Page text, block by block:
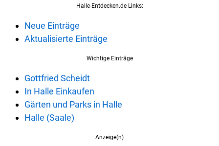
Halle-Entdecken.de Links:
Neue Einträge
Aktualisierte Einträge
Wichtige Einträge
Gottfried Scheidt
In Halle Einkaufen
Gärten und Parks in Halle
Halle (Saale)
Anzeige(n)